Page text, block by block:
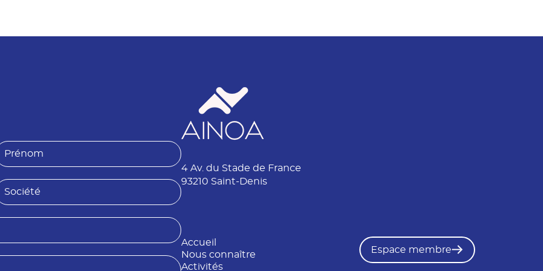
4 Av. du Stade de France
93210 Saint-Denis
Accueil
Nous connaître
Activités
Espace membre